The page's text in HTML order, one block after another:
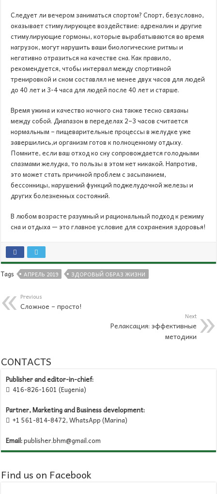
Следует ли вечером заниматься спортом? Спорт, безусловно,
оказывает стимулирующее воздействие: адреналин и другие
стимулирующие гормоны, которые вырабатываются во время
нагрузок, могут нарушить ваши биологические ритмы и
негативно отразиться на качестве сна. Как правило,
рекомендуется, чтобы интервал между спортивной
тренировкой и сном составлял не менее двух часов для людей
до 40 лет и 3-4 часа для людей после 40 лет и старше.
Время ужина и качество ночного сна также тесно связаны
между собой. Диапазон в переделах 2–3 часов считается
нормальным – пищеварительные процессы в желудке уже
завершились,и организм готов к полноценному отдыху.
Помните, если ваш отход ко сну сопровождается голодными
спазмами желудка, то пользы в этом нет никакой. Напротив,
это может стать причиной проблем с засыпанием,
бессонницы, нарушений функций поджелудочной железы и
других болезненных состояний.
В любом возрасте разумный и рациональный подход к режиму
сна и отдыха — это главное условие для сохранения здоровья!
Tags АПРЕЛЬ 2019 ЗДОРОВЫЙ ОБРАЗ ЖИЗНИ
Previous
Сложное – просто!
Next
Релаксация: эффективные
методики
CONTACTS
Publisher and editor-in-chief:
 416-826-1601 (Eugenia)
Partner, Marketing and Business development:
 +1 561-814-8472, WhatsApp (Marina)
Email:publisher.bhm@gmail.com
Find us on Facebook